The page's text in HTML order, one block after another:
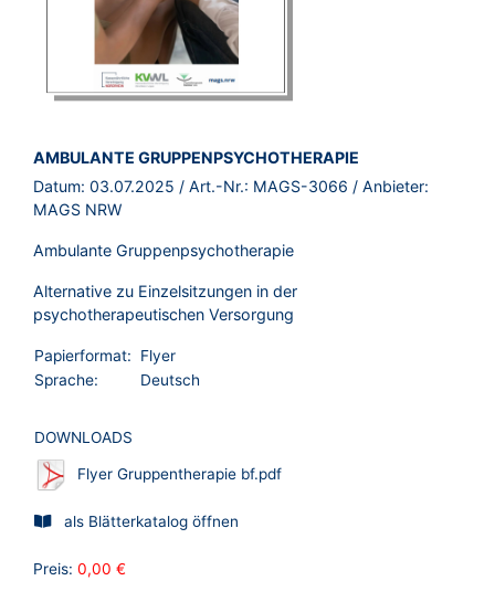
BROSCHÜRE:
AMBULANTE GRUPPENPSYCHOTHERAPIE
Datum: 03.07.2025 / Art.-Nr.: MAGS-3066 / Anbieter:
MAGS NRW
Ambulante Gruppenpsychotherapie
Alternative zu Einzelsitzungen in der
psychotherapeutischen Versorgung
Papierformat:
Flyer
Sprache:
Deutsch
DOWNLOADS
Flyer Gruppentherapie bf.pdf
als Blätterkatalog öffnen
Preis: 0,00 €